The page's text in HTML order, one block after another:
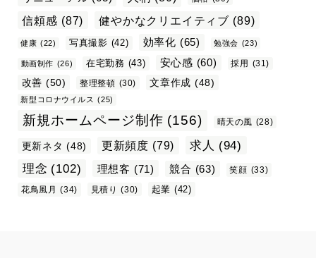
信頼感 (87) 健やかなクリエイティブ (89)
健康 (22) 写真撮影 (42) 効率化 (65) 勉強会 (23)
動画制作 (26) 在宅勤務 (43) 安心感 (60) 採用 (31)
改善 (50) 整理整頓 (30) 文章作成 (48)
新型コロナウイルス (25)
新規ホームページ制作 (156) 晴天の風 (28)
更新ネタ (48) 更新頻度 (79) 求人 (94)
理念 (102) 理想客 (71) 競合 (63) 笑顔 (33)
花鳥風月 (34) 見積り (30) 起業 (42)